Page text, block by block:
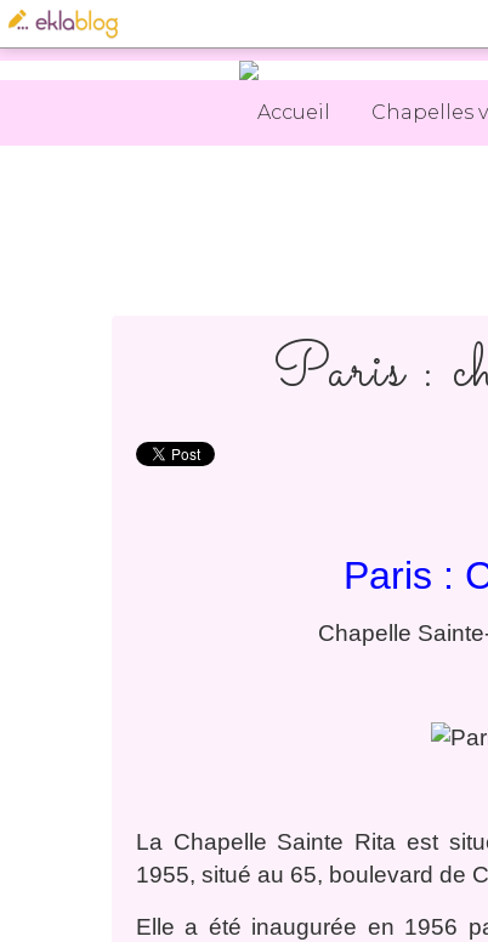
Accueil Chapelles
Paris :
Paris :
Chapelle
La Chapelle Sainte Rita est
1955, situé au 65, boulevard de
Elle a été inaugurée en 1956